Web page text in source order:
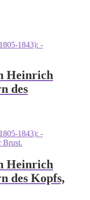
Heinrich
des
Heinrich
des Kopfs,